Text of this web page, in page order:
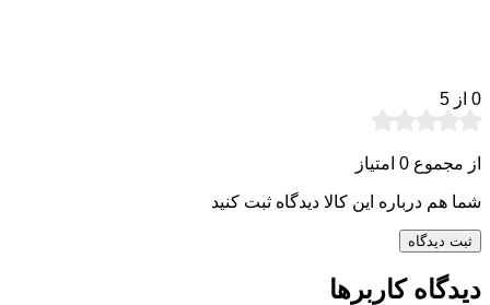
0 از 5
از مجموع 0 امتیاز
شما هم درباره این کالا دیدگاه ثبت کنید
ثبت دیدگاه
دیدگاه کاربرها